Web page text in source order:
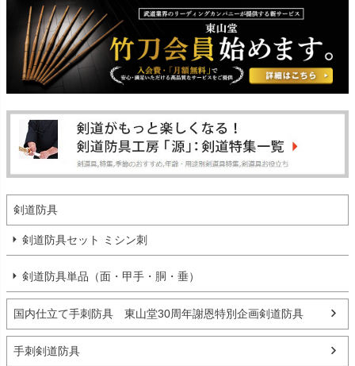
剣道防具
剣道防具セット ミシン刺
剣道防具単品（面・甲手・胴・垂）
国内仕立て手刺防具 東山堂30周年謝恩特別企画剣道防具
手刺剣道防具